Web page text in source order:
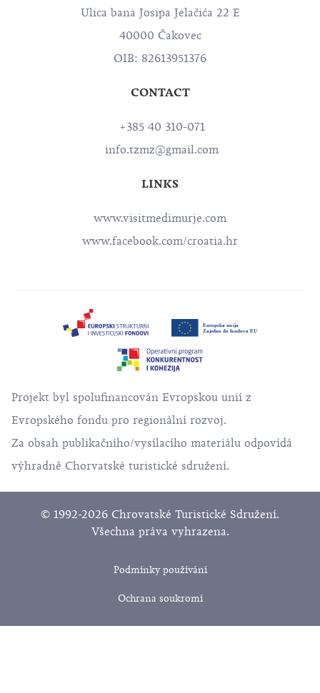
Ulica bana Josipa Jelačića 22 E
40000 Čakovec
OIB: 82613951376
CONTACT
+385 40 310-071
info.tzmz@gmail.com
LINKS
www.visitmedimurje.com
www.facebook.com/croatia.hr
Projekt byl spolufinancován Evropskou unií z
Evropského fondu pro regionální rozvoj.
Za obsah publikačního/vysílacího materiálu odpovídá
výhradně Chorvatské turistické sdružení.
© 1992-2026 Chrovatské Turistické Sdružení.
Všechna práva vyhrazena.
Podmínky používání
Ochrana soukromí